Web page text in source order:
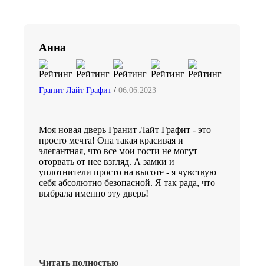
Анна
Гранит Лайт Графит/ 06.06.2023
Моя новая дверь Гранит Лайт Графит - это
просто мечта! Она такая красивая и
элегантная, что все мои гости не могут
оторвать от нее взгляд. А замки и
уплотнители просто на высоте - я чувствую
себя абсолютно безопасной. Я так рада, что
выбрала именно эту дверь!
Читать полностью